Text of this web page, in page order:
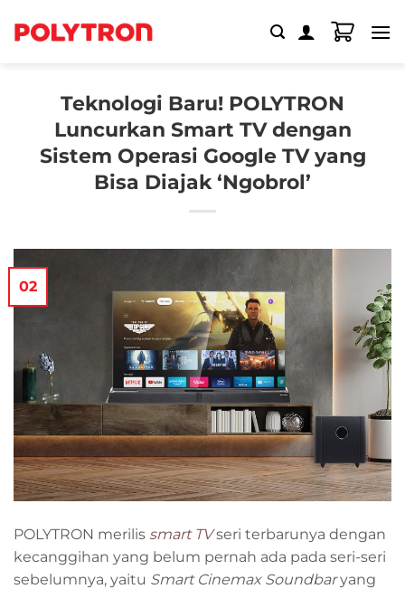
Teknologi Baru! POLYTRON
Luncurkan Smart TV dengan
Sistem Operasi Google TV yang
Bisa Diajak ‘Ngobrol’
02
POLYTRON merilis smart TVseri terbarunya dengan
kecanggihan yang belum pernah ada pada seri-seri
sebelumnya, yaitu Smart Cinemax Soundbaryang